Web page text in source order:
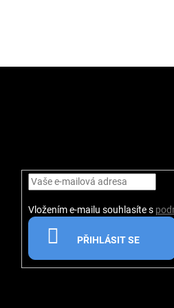
Vložením e-mailu souhlasíte s
PŘIHLÁSIT SE